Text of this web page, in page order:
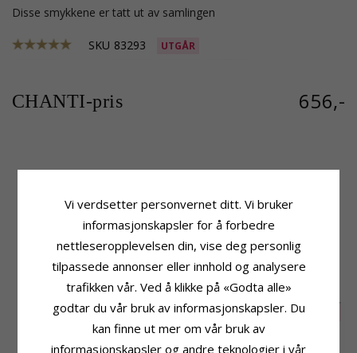
Disse smykkene er tatt ut av samlingen
SKU 83293 UTGÅR
CHANTI-pris 656,-
Øredobber:Øredobber
Sølv Med 8 Karat Gull
Blank Og Børstet
Leveringstid: Ca. 5-10 Hverdager
KUNDER KJØPER OGSÅ
SALE
Vi verdsetter personvernet ditt. Vi bruker
informasjonskapsler for å forbedre
nettleseropplevelsen din, vise deg personlig
tilpassede annonser eller innhold og analysere
trafikken vår. Ved å klikke på «Godta alle»
godtar du vår bruk av informasjonskapsler. Du
kan finne ut mer om vår bruk av
informasjonskapsler og andre teknologier i vår